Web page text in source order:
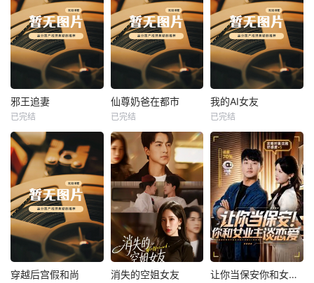
热播
邪王追妻
未知
邪王追妻
已完结
热播
未知
仙尊奶爸在都市
已完结
热播
我的AI女友
未知
我的AI女友
已完结
热播
穿越后宫假和尚 热播
消失的空姐女友 热播 让你当保安你和女业主谈恋爱